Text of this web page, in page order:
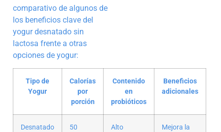
comparativo de algunos de
los beneficios clave del
yogur desnatado sin
lactosa frente a otras
opciones de yogur:
Tipo de
Yogur
Calorías
por
porción
Contenido
en
probióticos
Beneficios
adicionales
Desnatado
50 Alto
Mejora la